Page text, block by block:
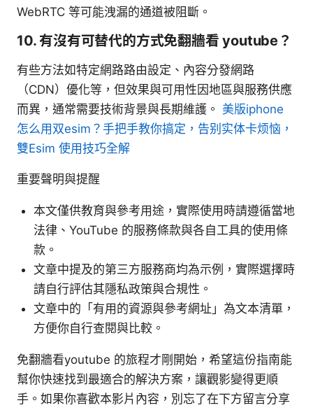
WebRTC 等可能洩漏的通道被阻斷。
10. 有沒有可替代的方式免翻牆看 youtube？
有些方法如特定網路路由設定、內容分發網路
（CDN）優化等，但效果與可用性因地區與服務供應
而異，通常需要技術背景與長期維護。 美版iphone
怎么用双esim？手把手教你搞定，告别实体卡烦恼，
雙Esim 使用技巧全解
重要聲明與提醒
本文僅供教育與參考用途，實際使用時請遵循當地
法律、YouTube 的服務條款與各自工具的使用條
款。
文章中提及的第三方服務商均為示例，實際選擇時
請自行評估其隱私政策與合規性。
文章中的「有用的資源與參考網址」為文本清單，
方便你自行查閱與比較。
免翻牆看youtube 的旅程才剛開始，希望這份指南能
幫你快速找到最適合的解決方案，讓觀影變得更順
手。如果你喜歡本影片內容，別忘了在下方留言分享